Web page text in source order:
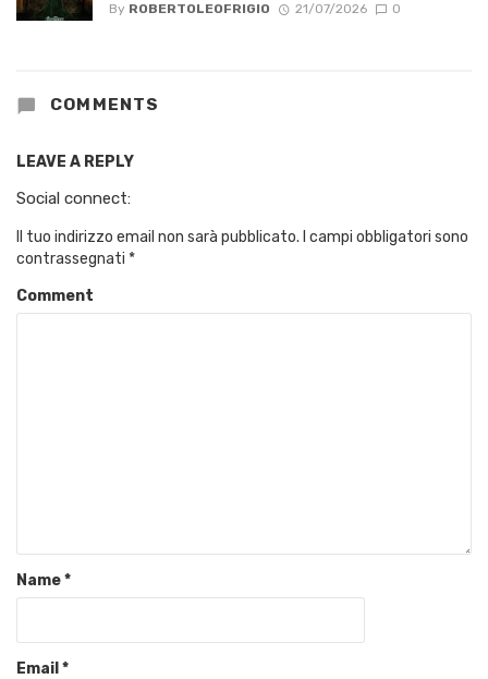
By ROBERTOLEOFRIGIO 21/07/2026 0
COMMENTS
LEAVE A REPLY
Social connect:
Il tuo indirizzo email non sarà pubblicato. I campi obbligatori sono
contrassegnati *
Comment
Name*
Email *